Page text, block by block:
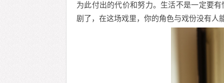
为此付出的代价和努力。生活不是一定要
剧了，在这场戏里，你的角色与戏份没有人